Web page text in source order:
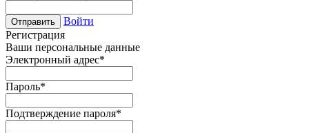
Отправить
Войти
Регистрация
Ваши персональные данные
Электронный адрес*
Пароль*
Подтверждение пароля*